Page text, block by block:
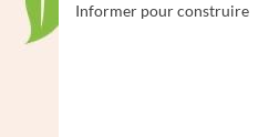
Informer pour construire